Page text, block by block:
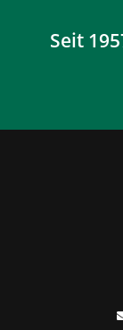
Seit